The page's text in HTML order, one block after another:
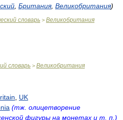
Британия, Великобритания)
словарь > Великобритания
словарь > Великобритания
UK
(тж. олицетворение
фигуры на монетах и т. п.)